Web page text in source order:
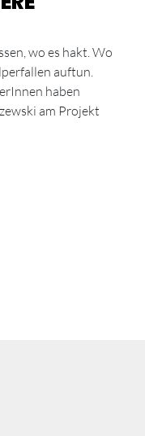
wo es hakt. Wo
auftun.
haben
am Projekt